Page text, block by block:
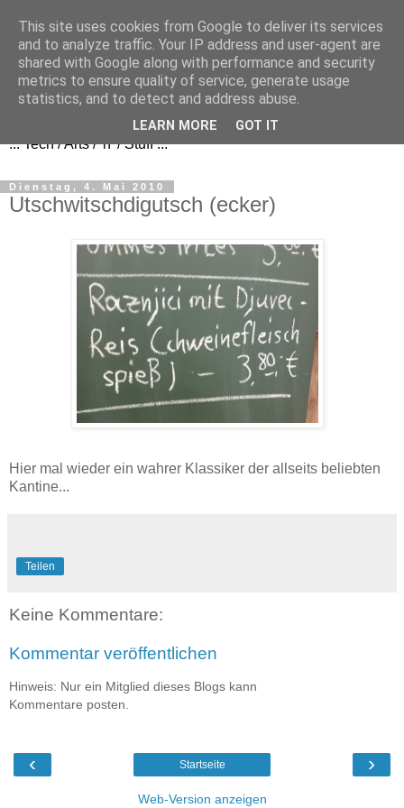
FezBook
... Tech / Arts / 'n' / Stuff ...
Dienstag, 4. Mai 2010
Utschwitschdigutsch (ecker)
Hier mal wieder ein wahrer Klassiker der allseits beliebten
Kantine...
Teilen
Keine Kommentare:
Kommentar veröffentlichen
Hinweis: Nur ein Mitglied dieses Blogs kann
Kommentare posten.
‹ ›
Startseite
Web-Version anzeigen
This site uses cookies from Google to deliver its services
and to analyze traffic. Your IP address and user-agent are
shared with Google along with performance and security
metrics to ensure quality of service, generate usage
statistics, and to detect and address abuse.
LEARN MORE GOT IT